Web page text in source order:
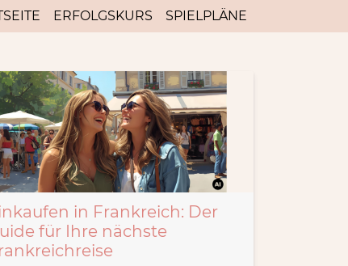
ERFOLGSKURS SPIELPLÄNE
in Frankreich: Der
für Ihre nächste